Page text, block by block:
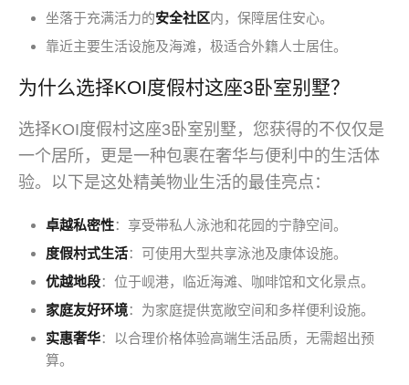
坐落于充满活力的安全社区内，保障居住安心。
靠近主要生活设施及海滩，极适合外籍人士居住。
为什么选择KOI度假村这座3卧室别墅？
选择KOI度假村这座3卧室别墅，您获得的不仅仅是
一个居所，更是一种包裹在奢华与便利中的生活体
验。以下是这处精美物业生活的最佳亮点：
卓越私密性：享受带私人泳池和花园的宁静空间。
度假村式生活：可使用大型共享泳池及康体设施。
优越地段：位于岘港，临近海滩、咖啡馆和文化景点。
家庭友好环境：为家庭提供宽敞空间和多样便利设施。
实惠奢华：以合理价格体验高端生活品质，无需超出预
算。